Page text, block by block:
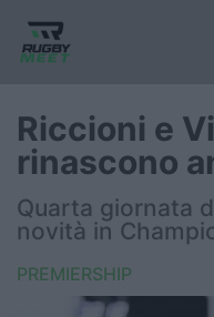
Nazionali
Rugby Sevens
Riccioni e
rinascono
Quarta giornata
novità in
PREMIERSHIP